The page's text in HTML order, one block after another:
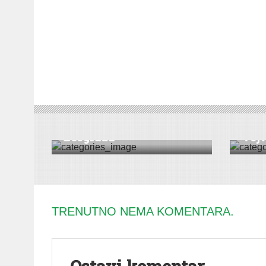
KULTURA|VESTI|ŠID
Beogradu
TRENUTNO NEMA KOMENTARA.